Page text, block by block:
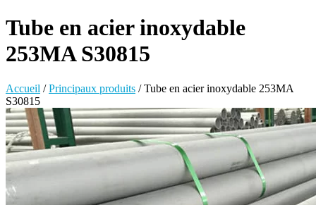
Tube en acier inoxydable
253MA S30815
Accueil /Principaux produits /Tube en acier inoxydable 253MA
S30815